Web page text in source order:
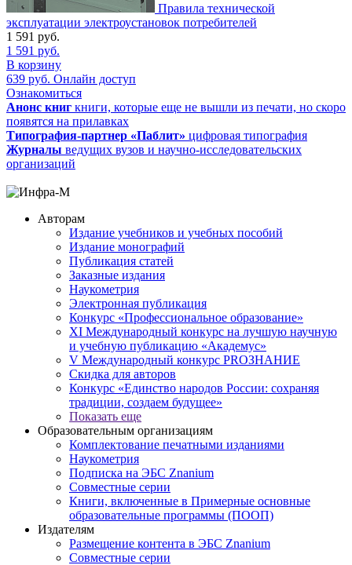
Правила технической
эксплуатации электроустановок потребителей
1 591 руб.
1 591 руб.
В корзину
639 руб. Онлайн доступ
Ознакомиться
Анонс книг книги, которые еще не вышли из печати, но скоро
появятся на прилавках
Типография-партнер «Паблит» цифровая типография
Журналы ведущих вузов и научно-исследовательских
организаций
Авторам
Издание учебников и учебных пособий
Издание монографий
Публикация статей
Заказные издания
Наукометрия
Электронная публикация
Конкурс «Профессиональное образование»
XI Международный конкурс на лучшую научную
и учебную публикацию «Академус»
V Международный конкурс PROЗНАНИЕ
Скидка для авторов
Конкурс «Единство народов России: сохраняя
традиции, создаем будущее»
Показать еще
Образовательным организациям
Комплектование печатными изданиями
Наукометрия
Подписка на ЭБС Znanium
Совместные серии
Книги, включенные в Примерные основные
образовательные программы (ПООП)
Издателям
Размещение контента в ЭБС Znanium
Совместные серии